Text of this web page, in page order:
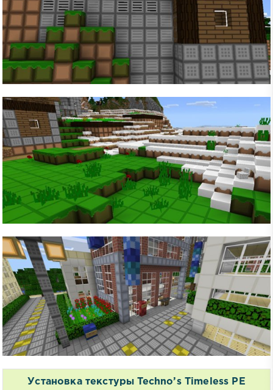
Установка текстуры Techno’s Timeless PE